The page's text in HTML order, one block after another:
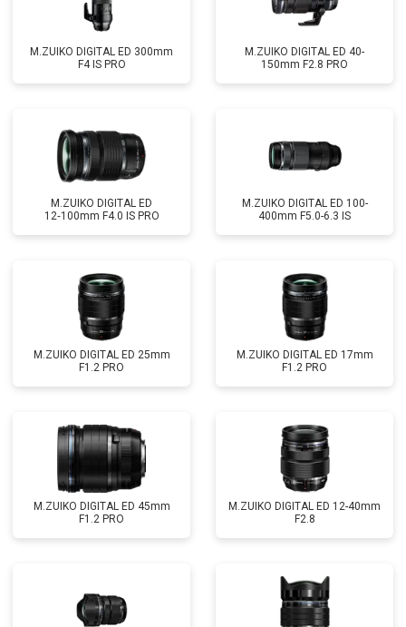
M.ZUIKO DIGITAL ED 300mm
F4 IS PRO
M.ZUIKO DIGITAL ED 40-
150mm F2.8 PRO
M.ZUIKO DIGITAL ED
12‑100mm F4.0 IS PRO
M.ZUIKO DIGITAL ED 100-
400mm F5.0-6.3 IS
M.ZUIKO DIGITAL ED 25mm
F1.2 PRO
M.ZUIKO DIGITAL ED 17mm
F1.2 PRO
M.ZUIKO DIGITAL ED 45mm
F1.2 PRO
M.ZUIKO DIGITAL ED 12-40mm
F2.8